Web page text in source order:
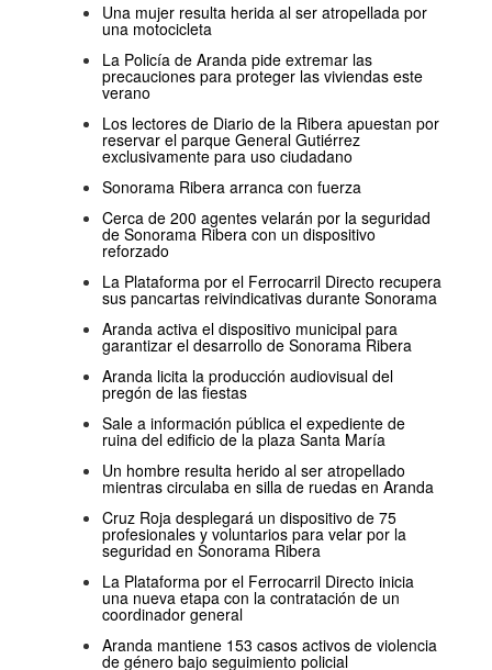
Una mujer resulta herida al ser atropellada por
una motocicleta
La Policía de Aranda pide extremar las
precauciones para proteger las viviendas este
verano
Los lectores de Diario de la Ribera apuestan por
reservar el parque General Gutiérrez
exclusivamente para uso ciudadano
Sonorama Ribera arranca con fuerza
Cerca de 200 agentes velarán por la seguridad
de Sonorama Ribera con un dispositivo
reforzado
La Plataforma por el Ferrocarril Directo recupera
sus pancartas reivindicativas durante Sonorama
Aranda activa el dispositivo municipal para
garantizar el desarrollo de Sonorama Ribera
Aranda licita la producción audiovisual del
pregón de las fiestas
Sale a información pública el expediente de
ruina del edificio de la plaza Santa María
Un hombre resulta herido al ser atropellado
mientras circulaba en silla de ruedas en Aranda
Cruz Roja desplegará un dispositivo de 75
profesionales y voluntarios para velar por la
seguridad en Sonorama Ribera
La Plataforma por el Ferrocarril Directo inicia
una nueva etapa con la contratación de un
coordinador general
Aranda mantiene 153 casos activos de violencia
de género bajo seguimiento policial